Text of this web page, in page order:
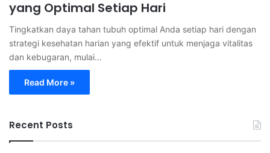
yang Optimal Setiap Hari
Tingkatkan daya tahan tubuh optimal Anda setiap hari dengan
strategi kesehatan harian yang efektif untuk menjaga vitalitas
dan kebugaran, mulai…
Read More »
Recent Posts